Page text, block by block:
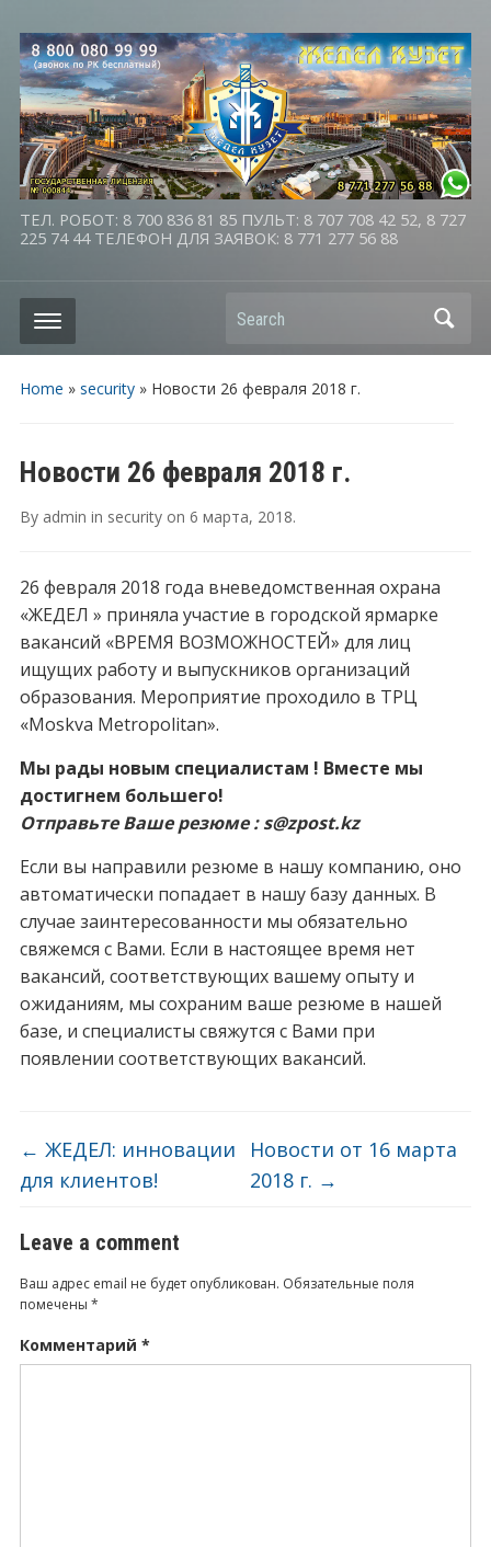
ТЕЛ. РОБОТ: 8 700 836 81 85 ПУЛЬТ: 8 707 708 42 52, 8 727
225 74 44 ТЕЛЕФОН ДЛЯ ЗАЯВОК: 8 771 277 56 88
Search
Home » security» Новости 26 февраля 2018 г.
Новости 26 февраля 2018 г.
By admin in securityon 6 марта, 2018.
26 февраля 2018 года вневедомственная охрана
«ЖЕДЕЛ » приняла участие в городской ярмарке
вакансий «ВРЕМЯ ВОЗМОЖНОСТЕЙ» для лиц
ищущих работу и выпускников организаций
образования. Мероприятие проходило в ТРЦ
«Moskva Metropolitan».
Мы рады новым специалистам ! Вместе мы
достигнем большего!
Отправьте Ваше резюме : s@zpost.kz
Если вы направили резюме в нашу компанию, оно
автоматически попадает в нашу базу данных. В
случае заинтересованности мы обязательно
свяжемся с Вами. Если в настоящее время нет
вакансий, соответствующих вашему опыту и
ожиданиям, мы сохраним ваше резюме в нашей
базе, и специалисты свяжутся с Вами при
появлении соответствующих вакансий.
← ЖЕДЕЛ: инновации
для клиентов!
Новости от 16 марта
2018 г. →
Leave a comment
Ваш адрес email не будет опубликован. Обязательные поля
помечены *
Комментарий *